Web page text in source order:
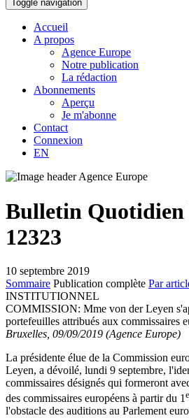
Toggle navigation
Accueil
A propos
Agence Europe
Notre publication
La rédaction
Abonnements
Aperçu
Je m'abonne
Contact
Connexion
EN
Bulletin Quotidien
12323
10 septembre 2019
Sommaire Publication complète Par
INSTITUTIONNEL
COMMISSION: Mme von der Leyen
portefeuilles attribués aux commissaires
Bruxelles, 09/09/2019 (Agence Europe)
La présidente élue de la Commission
Leyen, a dévoilé, lundi 9 septembre,
commissaires désignés qui formeront
des commissaires européens à partir du 1
l'obstacle des auditions au Parlement